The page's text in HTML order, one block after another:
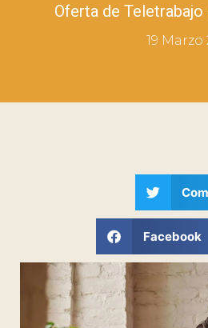
Oferta de Teletrabajo
19 Marzo
Facebook